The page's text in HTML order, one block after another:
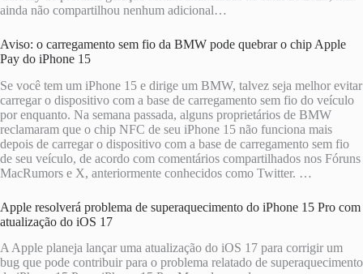
ainda não compartilhou nenhum adicional…
Aviso: o carregamento sem fio da BMW pode quebrar o chip Apple
Pay do iPhone 15
Se você tem um iPhone 15 e dirige um BMW, talvez seja melhor evitar
carregar o dispositivo com a base de carregamento sem fio do veículo
por enquanto. Na semana passada, alguns proprietários de BMW
reclamaram que o chip NFC de seu iPhone 15 não funciona mais
depois de carregar o dispositivo com a base de carregamento sem fio
de seu veículo, de acordo com comentários compartilhados nos Fóruns
MacRumors e X, anteriormente conhecidos como Twitter. …
Apple resolverá problema de superaquecimento do iPhone 15 Pro com
atualização do iOS 17
A Apple planeja lançar uma atualização do iOS 17 para corrigir um
bug que pode contribuir para o problema relatado de superaquecimento